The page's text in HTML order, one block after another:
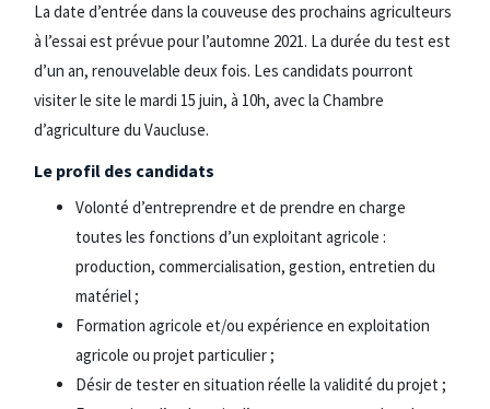
La date d’entrée dans la couveuse des prochains agriculteurs
à l’essai est prévue pour l’automne 2021. La durée du test est
d’un an, renouvelable deux fois. Les candidats pourront
visiter le site le mardi 15 juin, à 10h, avec la Chambre
d’agriculture du Vaucluse.
Le profil des candidats
Volonté d’entreprendre et de prendre en charge
toutes les fonctions d’un exploitant agricole :
production, commercialisation, gestion, entretien du
matériel ;
Formation agricole et/ou expérience en exploitation
agricole ou projet particulier ;
Désir de tester en situation réelle la validité du projet ;